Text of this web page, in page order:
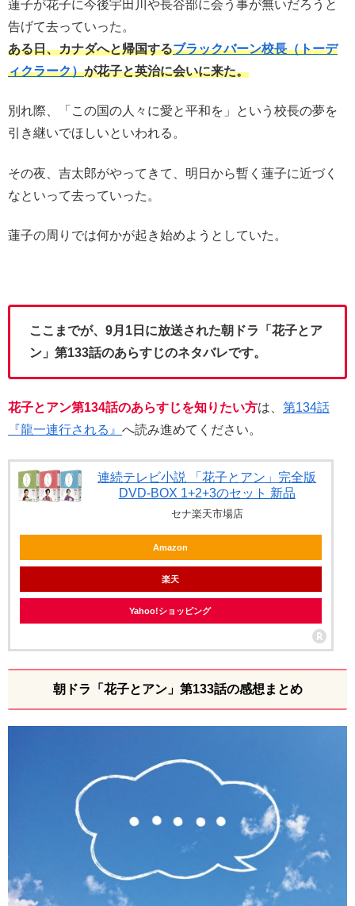
蓮子が花子に今後宇田川や長谷部に会う事が無いだろうと
告げて去っていった。
ある日、カナダへと帰国するブラックバーン校長（トーデ
ィクラーク）が花子と英治に会いに来た。
別れ際、「この国の人々に愛と平和を」という校長の夢を
引き継いでほしいといわれる。
その夜、吉太郎がやってきて、明日から暫く蓮子に近づく
なといって去っていった。
蓮子の周りでは何かが起き始めようとしていた。
ここまでが、9月1日に放送された朝ドラ「花子とア
ン」第133話のあらすじのネタバレです。
花子とアン第134話のあらすじを知りたい方は、 第134話
『龍一連行される』 へ読み進めてください。
連続テレビ小説 「花子とアン」完全版
DVD-BOX 1+2+3のセット 新品
セナ楽天市場店
Amazon
楽天
Yahoo!ショッピング
朝ドラ「花子とアン」第133話の感想まとめ